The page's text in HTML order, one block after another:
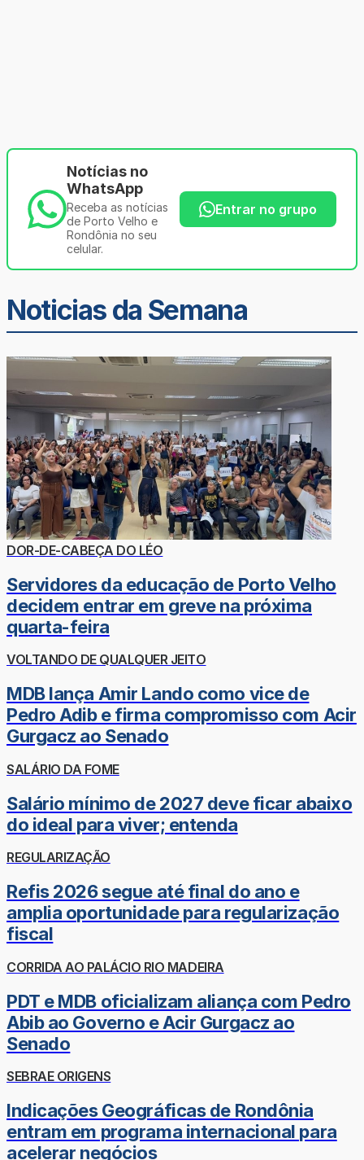
Notícias no
WhatsApp
Receba as notícias
de Porto Velho e
Rondônia no seu
celular.
Entrar no grupo
Noticias da Semana
DOR-DE-CABEÇA DO LÉO
Servidores da educação de Porto Velho
decidem entrar em greve na próxima
quarta-feira
VOLTANDO DE QUALQUER JEITO
MDB lança Amir Lando como vice de
Pedro Adib e firma compromisso com Acir
Gurgacz ao Senado
SALÁRIO DA FOME
Salário mínimo de 2027 deve ficar abaixo
do ideal para viver; entenda
REGULARIZAÇÃO
Refis 2026 segue até final do ano e
amplia oportunidade para regularização
fiscal
CORRIDA AO PALÁCIO RIO MADEIRA
PDT e MDB oficializam aliança com Pedro
Abib ao Governo e Acir Gurgacz ao
Senado
SEBRAE ORIGENS
Indicações Geográficas de Rondônia
entram em programa internacional para
acelerar negócios